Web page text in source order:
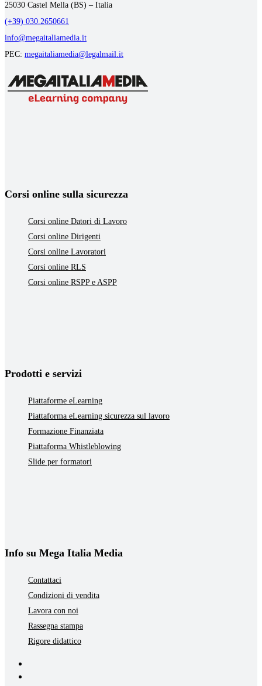
25030 Castel Mella (BS) – Italia
(+39) 030.2650661
info@megaitaliamedia.it
PEC: megaitaliamedia@legalmail.it
Corsi online sulla sicurezza
Corsi online Datori di Lavoro
Corsi online Dirigenti
Corsi online Lavoratori
Corsi online RLS
Corsi online RSPP e ASPP
Prodotti e servizi
Piattaforme eLearning
Piattaforma eLearning sicurezza sul lavoro
Formazione Finanziata
Piattaforma Whistleblowing
Slide per formatori
Info su Mega Italia Media
Contattaci
Condizioni di vendita
Lavora con noi
Rassegna stampa
Rigore didattico